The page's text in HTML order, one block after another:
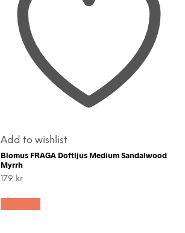
Add to wishlist
Blomus FRAGA Doftljus Medium Sandalwood
Myrrh
179 kr